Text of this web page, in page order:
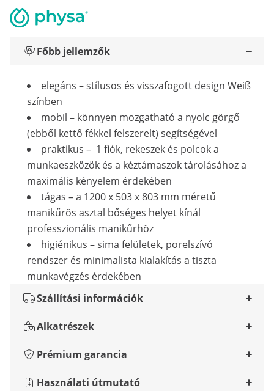
Főbb jellemzők
elegáns – stílusos és visszafogott design Weiß
színben
mobil – könnyen mozgatható a nyolc görgő
(ebből kettő fékkel felszerelt) segítségével
praktikus – 1 fiók, rekeszek és polcok a
munkaeszközök és a kéztámaszok tárolásához a
maximális kényelem érdekében
tágas – a 1200 x 503 x 803 mm méretű
manikűrös asztal bőséges helyet kínál
professzionális manikűrhöz
higiénikus – sima felületek, porelszívó
rendszer és minimalista kialakítás a tiszta
munkavégzés érdekében
Szállítási információk
Alkatrészek
Prémium garancia
Használati útmutató